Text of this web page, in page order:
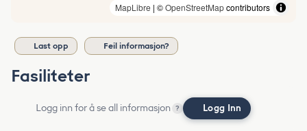
MapLibre | ©OpenStreetMapcontributors
Last opp Feil informasjon?
Fasiliteter
Logg inn for å se all informasjon ? Logg Inn